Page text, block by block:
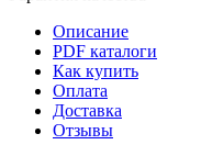
Описание
PDF каталоги
Как купить
Оплата
Доставка
Отзывы